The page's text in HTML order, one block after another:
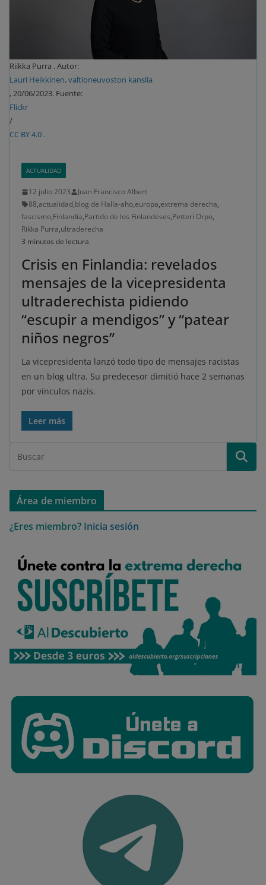
Riikka Purra . Autor:
Lauri Heikkinen, valtioneuvoston kanslia
, 20/06/2023. Fuente:
Flickr
/
CC BY 4.0 .
ACTUALIDAD
12 julio 2023
Juan Francisco Albert
88,actualidad,blog de Halla-aho,europa,extrema derecha,
fascismo,Finlandia,Partido de los Finlandeses,Petteri Orpo,
Rikka Purra,ultraderecha
3 minutos de lectura
Crisis en Finlandia: revelados
mensajes de la vicepresidenta
ultraderechista pidiendo
“escupir a mendigos” y “patear
niños negros”
La vicepresidenta lanzó todo tipo de mensajes racistas
en un blog ultra. Su predecesor dimitió hace 2 semanas
por vínculos nazis.
Leer más
Área de miembro
¿Eres miembro? Inicia sesión